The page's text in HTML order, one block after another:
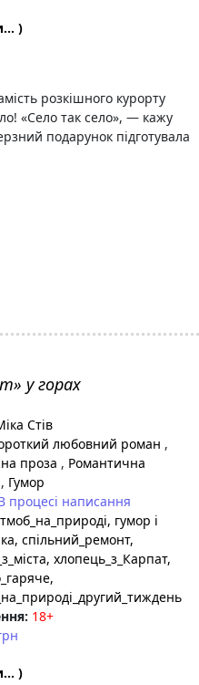
)
розкішного курорту
«Село так село», — кажу
подарунок підготувала
у горах
Стів
любовний роман ,
проза , Романтична
, Гумор
процесі написання
, гумор і
, спільний_ремонт,
, хлопець_з_Карпат,
,
18+
)